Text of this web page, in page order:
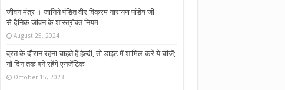
जीवन मंत्र । जानिये पंडित वीर विक्रम नारायण पांडेय जी
से दैनिक जीवन के शास्त्रोक्त नियम
August 25, 2024
व्रत के दौरान रहना चाहते हैं हेल्दी, तो डाइट में शामिल करें ये चीजें;
नौ दिन तक बने रहेंगे एनर्जेटिक
October 15, 2023